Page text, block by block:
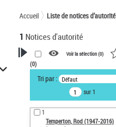
Accueil Liste de notices d’autorité
1 Notices d'autorité
VOTRE RECHERCHE
Recherche avancée dans les
notices d’autorité
Œuvres liées à l'auteur :
Temperton, Rod (1947-2016)
Voir la sélection (0)
(0)
Tri par : Défaut
sur 1
1
Temperton, Rod (1947-2016)